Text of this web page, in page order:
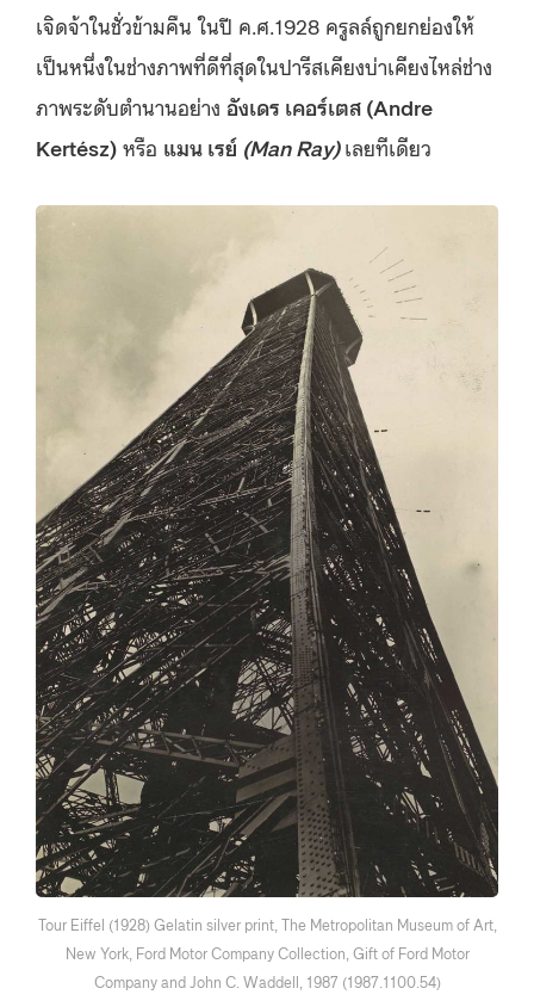
เจิดจ้าในชั่วข้ามคืน ในปี ค.ศ.1928 ครูลล์ถูกยกย่องให้
เป็นหนึ่งในช่างภาพที่ดีที่สุดในปารีสเคียงบ่าเคียงไหล่ช่าง
ภาพระดับตำนานอย่าง อังเดร เคอร์เตส (Andre
Kertész) หรือ แมน เรย์ (Man Ray)เลยทีเดียว
Tour Eiffel (1928) Gelatin silver print, The Metropolitan Museum of Art,
New York, Ford Motor Company Collection, Gift of Ford Motor
Company and John C. Waddell, 1987 (1987.1100.54)